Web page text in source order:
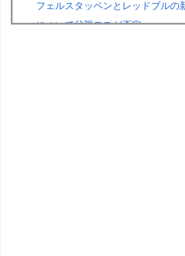
フェルスタッペンとレッドブルの
について父親ヨスが否定